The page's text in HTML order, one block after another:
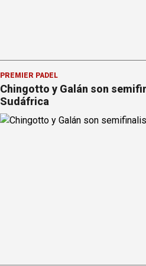
PREMIER PÁDEL
Chingotto y Galán son
Sudáfrica